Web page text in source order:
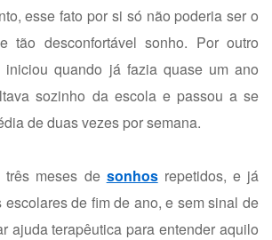
esse fato por si só não poderia ser o
tão desconfortável sonho. Por outro
iniciou quando já fazia quase um ano
sozinho da escola e passou a se
de duas vezes por semana.
meses de sonhosrepetidos, e já
de fim de ano, e sem sinal de
ajuda terapêutica para entender aquilo